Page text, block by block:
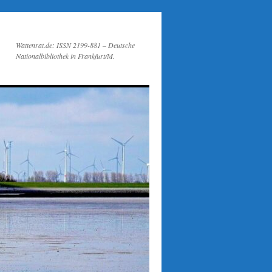
Wattenrat.de: ISSN 2199-881 – Deutsche
Nationalbibliothek in Frankfurt/M.